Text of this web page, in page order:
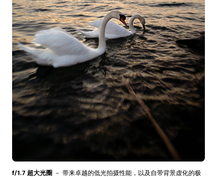
f/1.7 超大光圈 － 带来卓越的低光拍摄性能，以及自带背景虚化的极